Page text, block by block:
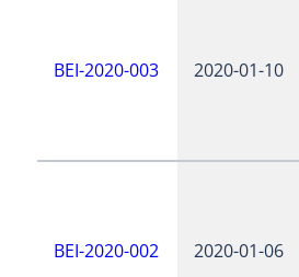
BEI-2020-003 2020-01-10
BEI-2020-002 2020-01-06